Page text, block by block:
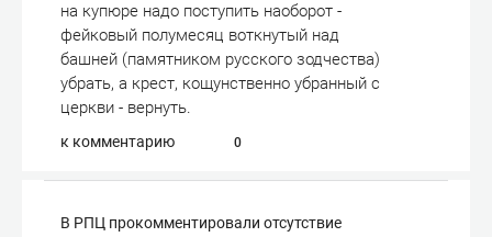
на купюре надо поступить наоборот -
фейковый полумесяц воткнутый над
башней (памятником русского зодчества)
убрать, а крест, кощунственно убранный с
церкви - вернуть.
к комментарию 0
В РПЦ прокомментировали отсутствие